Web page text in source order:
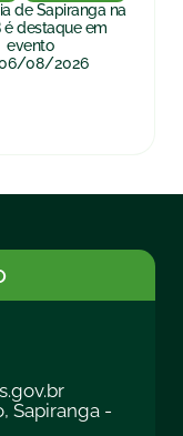
de Sapiranga na
é destaque em
evento
08/2026
Sapiranga -